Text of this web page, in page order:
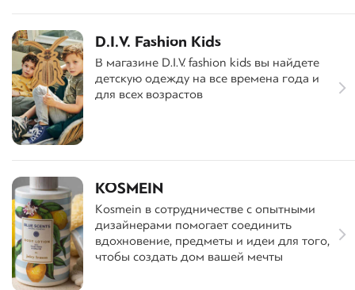
D.I.V. Fashion Kids
В магазине D.I.V. fashion kids вы найдете
детскую одежду на все времена года и
для всех возрастов
KOSMEIN
Kosmein в сотрудничестве с опытными
дизайнерами помогает соединить
вдохновение, предметы и идеи для того,
чтобы создать дом вашей мечты